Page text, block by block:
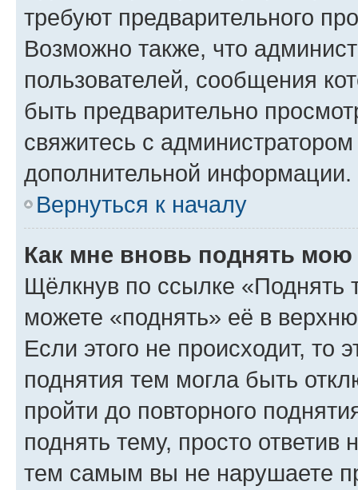
требуют предварительного
Возможно также, что
пользователей, сообщения
быть предварительно
свяжитесь с
дополнительной информации.
Вернуться к началу
Как мне вновь поднять мою
Щёлкнув по ссылке «Поднять
можете «поднять» её в
Если этого не происходит, то
поднятия тем могла быть
пройти до повторного
поднять тему, просто ответив
тем самым вы не нарушаете